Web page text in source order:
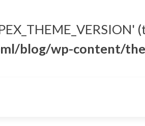
blog/wp-content/